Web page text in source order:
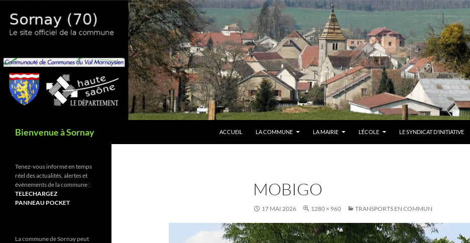
contenu
Bienvenue à Sornay ACCUEIL LA COMMUNE LA MAIRIE L’ÉCOLE LE SYNDICAT D’INITIATIVE
MOBIGO
17 MAI 2026 1280 × 960 TRANSPORTS EN COMMUN
Tenez-vous informé en temps
réel des actualités, alertes et
événements de la commune :
TELECHARGEZ
PANNEAU POCKET
La commune de Sornay peut